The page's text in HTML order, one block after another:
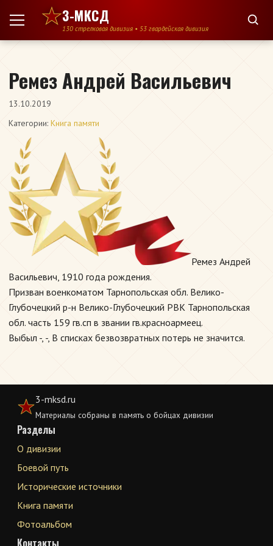
Перейти к содержимому
3-МКСД
130 стрелковая дивизия • 53 гвардейская дивизия
Ремез Андрей Васильевич
13.10.2019
Категории: Книга памяти
Ремез Андрей
Васильевич, 1910 года рождения.
Призван военкоматом Тарнопольская обл. Велико-
Глубочецкий р-н Велико-Глубочецкий РВК Тарнопольская
обл. часть 159 гв.сп в звании гв.красноармеец.
Выбыл -, -, В списках безвозвратных потерь не значится.
3-mksd.ru
Материалы собраны в память о бойцах дивизии
Разделы
О дивизии
Боевой путь
Исторические источники
Книга памяти
Фотоальбом
Контакты